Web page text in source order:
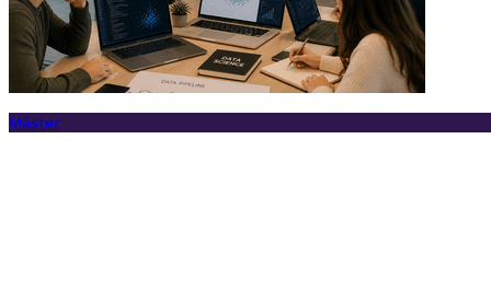
Máster